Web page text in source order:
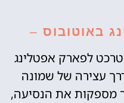
באוטובוס –
לפארק אפטלינג
עצירה של שמונה
מספקות את הנסיעה,